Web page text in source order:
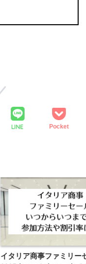
LINE Pocket
イタリア商事ファミリー